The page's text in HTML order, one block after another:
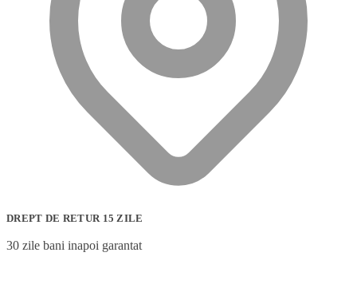
DREPT DE RETUR 15 ZILE
30 zile bani inapoi garantat